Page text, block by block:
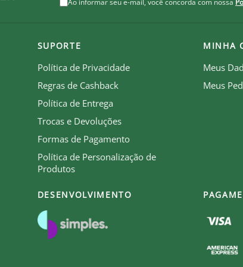
Um item indispensável para quem já
recebe royalties com a venda de cada
SUPORTE
Política de Privacidade
Regras de Cashback
Política de Entrega
Trocas e Devoluções
Formas de Pagamento
Política de Personalização de
Produtos
MINHA
Meus
Meus
DESENVOLVIMENTO